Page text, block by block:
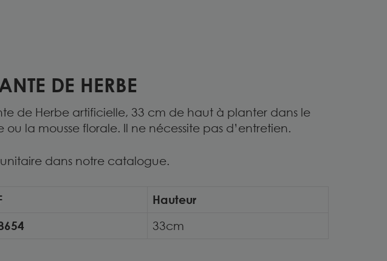
DE HERBE
de Herbe artificielle, 33 cm de haut à planter dans le
ou la mousse florale. Il ne nécessite pas d’entretien.
unitaire dans notre catalogue.
Hauteur
33cm